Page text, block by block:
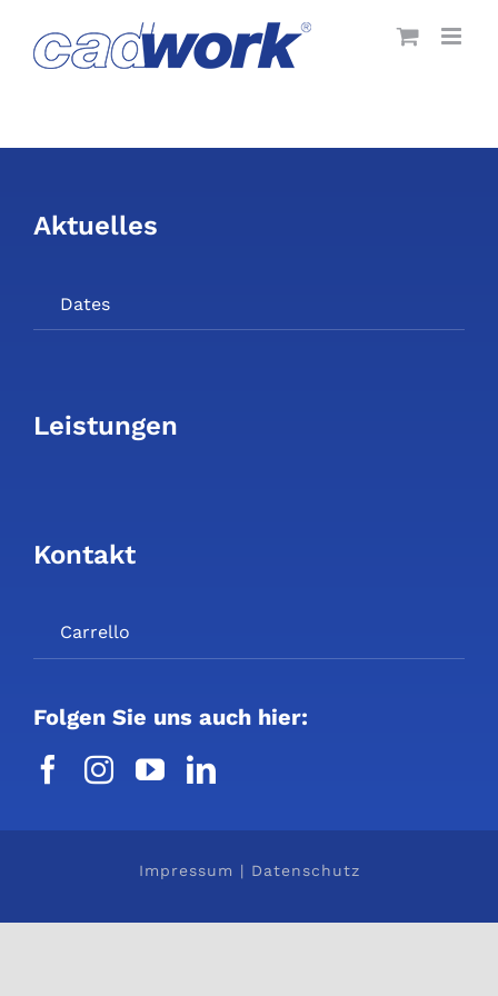
content
Aktuelles
Dates
Leistungen
Kontakt
Carrello
Folgen Sie uns auch hier:
Impressum | Datenschutz